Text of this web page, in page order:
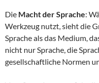
Die Macht der Sprache:
Werkzeug nutzt, sieht die
Sprache als das Medium,
nicht nur Sprache, die
gesellschaftliche Normen